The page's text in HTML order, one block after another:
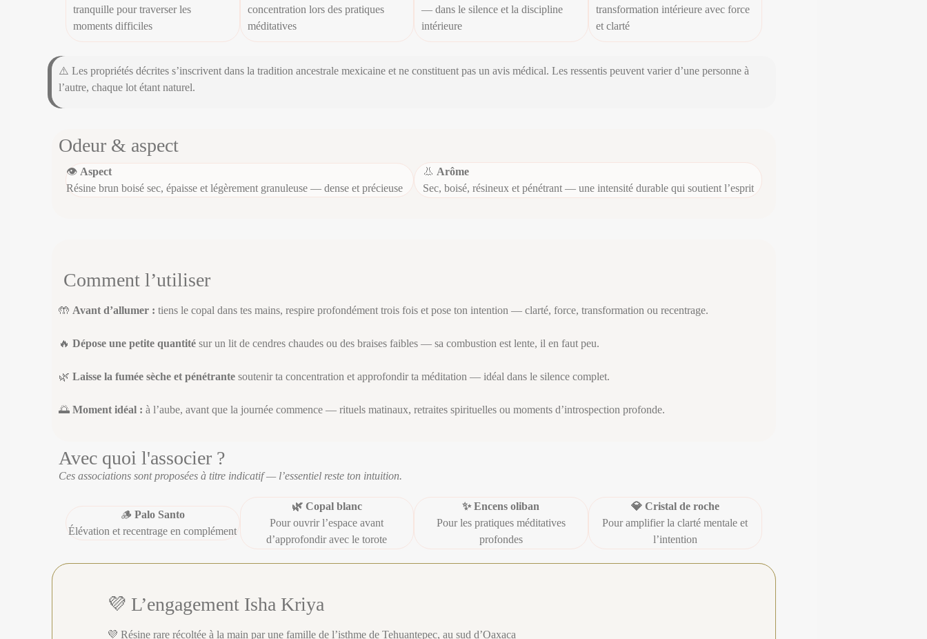
tranquille pour traverser les
moments difficiles
concentration lors des pratiques
méditatives
— dans le silence et la discipline
intérieure
transformation intérieure avec force
et clarté
⚠️ Les propriétés décrites s’inscrivent dans la tradition ancestrale mexicaine et ne constituent pas un avis médical. Les ressentis peuvent varier d’une personne à
l’autre, chaque lot étant naturel.
Odeur & aspect
👁️ Aspect
Résine brun boisé sec, épaisse et légèrement granuleuse — dense et précieuse
👃 Arôme
Sec, boisé, résineux et pénétrant — une intensité durable qui soutient l’esprit
Comment l’utiliser
🤲 Avant d’allumer : tiens le copal dans tes mains, respire profondément trois fois et pose ton intention — clarté, force, transformation ou recentrage.
🔥 Dépose une petite quantité sur un lit de cendres chaudes ou des braises faibles — sa combustion est lente, il en faut peu.
🌿 Laisse la fumée sèche et pénétrante soutenir ta concentration et approfondir ta méditation — idéal dans le silence complet.
🌅 Moment idéal : à l’aube, avant que la journée commence — rituels matinaux, retraites spirituelles ou moments d’introspection profonde.
Avec quoi l'associer ?
Ces associations sont proposées à titre indicatif — l’essentiel reste ton intuition.
🪵 Palo Santo
Élévation et recentrage en complément
🌿 Copal blanc
Pour ouvrir l’espace avant
d’approfondir avec le torote
✨ Encens oliban
Pour les pratiques méditatives
profondes
💎 Cristal de roche
Pour amplifier la clarté mentale et
l’intention
💜 L’engagement Isha Kriya
💜 Résine rare récoltée à la main par une famille de l’isthme de Tehuantepec, au sud d’Oaxaca